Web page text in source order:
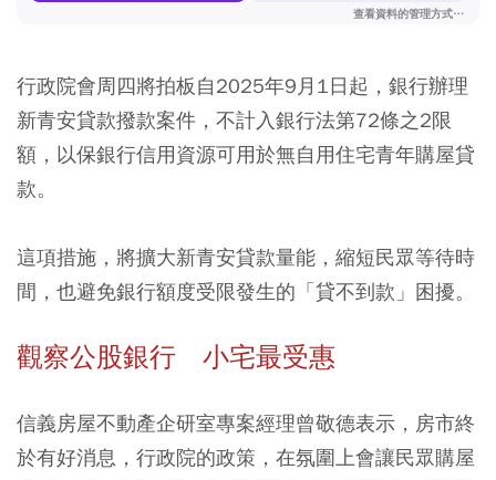
行政院會周四將拍板自2025年9月1日起，銀行辦理
新青安貸款撥款案件，不計入銀行法第72條之2限
額，以保銀行信用資源可用於無自用住宅青年購屋貸
款。
這項措施，將擴大新青安貸款量能，縮短民眾等待時
間，也避免銀行額度受限發生的「貸不到款」困擾。
觀察公股銀行 小宅最受惠
信義房屋不動產企研室專案經理曾敬德表示，房市終
於有好消息，行政院的政策，在氛圍上會讓民眾購屋